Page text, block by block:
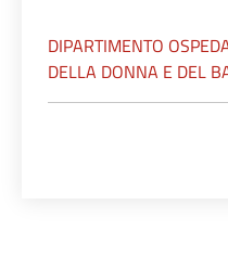
DIPARTIMENTO
DELLA DONNA E DEL